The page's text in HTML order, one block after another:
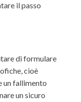
il passo
di formulare
cioè
un fallimento
un sicuro